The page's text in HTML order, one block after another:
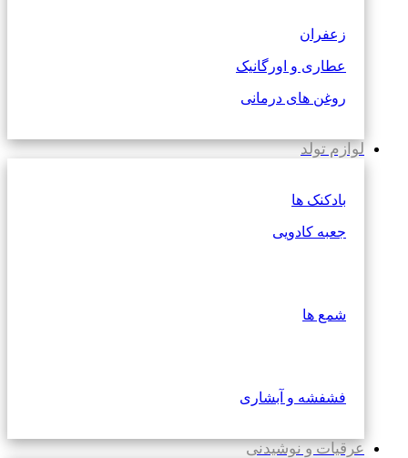
زعفران
عطاری و اورگانیک
روغن های درمانی
لوازم تولد
بادکنک ها
جعبه کادویی
شمع ها
فشفشه و آبشاری
عرقیات و نوشیدنی